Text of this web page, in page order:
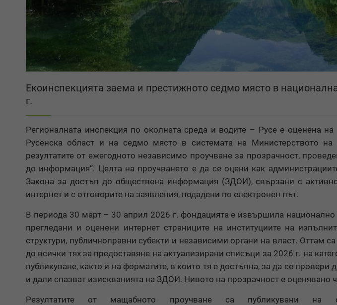
Екоинспекцията заема и престижното седмо място в
г.
Регионалната инспекция по околната среда и водите – Русе е оценена
Русенска област и на седмо място в системата на Министерството
резултатите от ежегодното независимо проучване за прозрачност,
до информация“. Целта на проучването е да се оцени как
Закона за достъп до обществена информация (ЗДОИ), свързани с
интернет и с отговорите на заявления, подадени по електронен път.
В периода 30 март – 30 април 2026 г. фондацията е извършила национално
прегледани и оценени интернет страниците на институциите на
структури, публичноправни субекти и независими органи на власт. Оттам
до всички тях за предоставяне на актуализирани списъци за 2026 г. на
публикуване, както и на форматите, в които тя е достъпна, за да се провери
и дали спазват изискванията на ЗДОИ. Нивото на прозрачност е оценявано
Резултатите от мащабното проучване са публикувани